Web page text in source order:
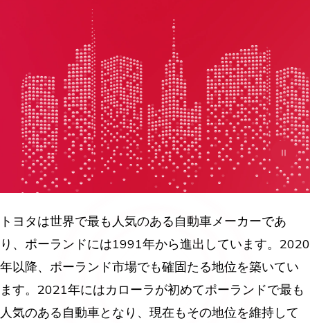
トヨタは世界で最も人気のある自動車メーカーであ
り、ポーランドには1991年から進出しています。2020
年以降、ポーランド市場でも確固たる地位を築いてい
ます。2021年にはカローラが初めてポーランドで最も
人気のある自動車となり、現在もその地位を維持して